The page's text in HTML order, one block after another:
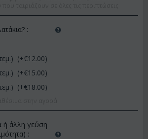
:
(+€12.00)
(+€15.00)
(+€18.00)
ή άλλη γεύση
: